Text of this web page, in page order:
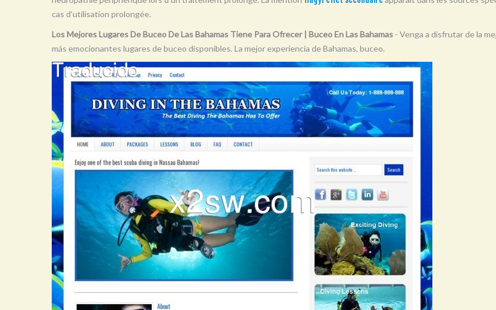
cas d’utilisation prolongée.
Los Mejores Lugares De Buceo De Las Bahamas Tiene Para Ofrecer | Buceo En Las Bahamas - Venga a disfrutar de la
más emocionantes lugares de buceo disponibles. La mejor experiencia de Bahamas, buceo.